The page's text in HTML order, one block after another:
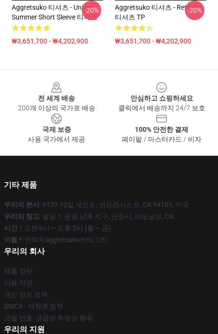
Aggretsuko 티셔츠 - Unisex
Summer Short Sleeve 티셔츠
₩3,651,700 - ₩4,202,900
-20%
Aggretsuko 티셔츠 - Retsuko
티셔츠 TP
₩3,651,700 - ₩4,202,900
-20%
전 세계 배송
200개 이상의 국가로 배송
안심하고 쇼핑하세요
클릭에서 배송까지 24/7 보호
국제 보증
사용 국가에서 제공
100% 안전한 결제
페이팔 / 마스터카드 / 비자
기타 제품
우리의 본사: 9123 10일 세인트, 샌프란시스코, CA 94103, 미국
우리의 창고: 빌딩 1, 운영 남쪽 지구, 안칭시, 랴오닝성, CN
시간 :: 오전 9시 ~ 오후 5시 (월 ~ 금)
이름 *: 연락처aggretsuko카테고리
우리의 회사
제품 정보
이용 약관
개인 정보 정책
DMCA - 저작권 정책
모델 번호: 공급망 투명성 행위
우리의 지원